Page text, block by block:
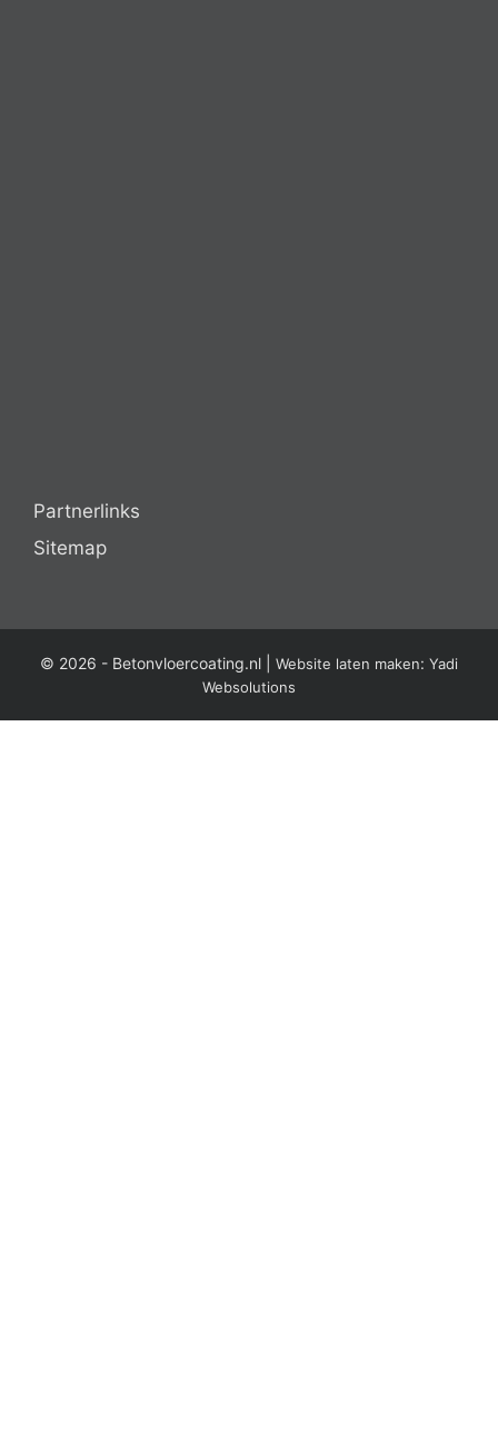
Partnerlinks
Sitemap
© 2026 - Betonvloercoating.nl Website laten maken: Yadi
Websolutions